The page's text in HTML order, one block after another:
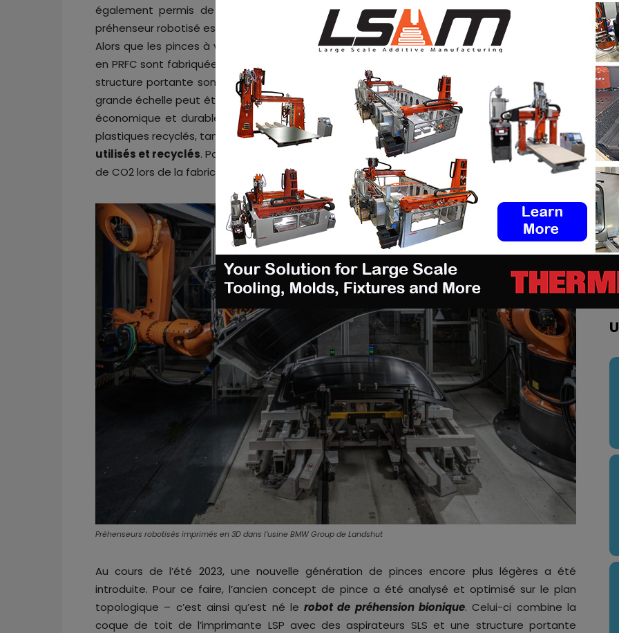
également permis de réduire le temps de cycle. L’une des caractéristiques uniques du
préhenseur robotisé est la combinaison idéale de deux processus d’impression 3D différents.
Alors que les pinces à vide et les pinces à aiguille destinées à soulever la matière première
en PRFC sont fabriquées par
frittage sélectif par laser
structure portante sont fabriquées par
impression à grande échelle
(LSP). L’impression à
grande échelle peut être utilisée pour produire des composants de grande taille de manière
économique et durable. Le processus utilise des granulés de moulage par injection et des
plastiques recyclés, tandis que lesmatériaux résiduels du CFRP peuvent également être
utilisés et recyclés. Par rapport à l’utilisation de matières premières primaires, les émissions
de CO2 lors de la fabrication de la pince sont réduites d’environ 60 %.
Préhenseurs robotisés imprimés en 3D dans l’usine BMW Group de Landshut
Au cours de l’été 2023, une nouvelle génération de pinces encore plus légères a été
introduite. Pour ce faire, l’ancien concept de pince a été analysé et optimisé sur le plan
topologique – c’est ainsi qu’est né lerobot de préhension bionique. Celui-ci combine la
coque de toit de l’imprimante LSP avec des aspirateurs SLS et une structure portante